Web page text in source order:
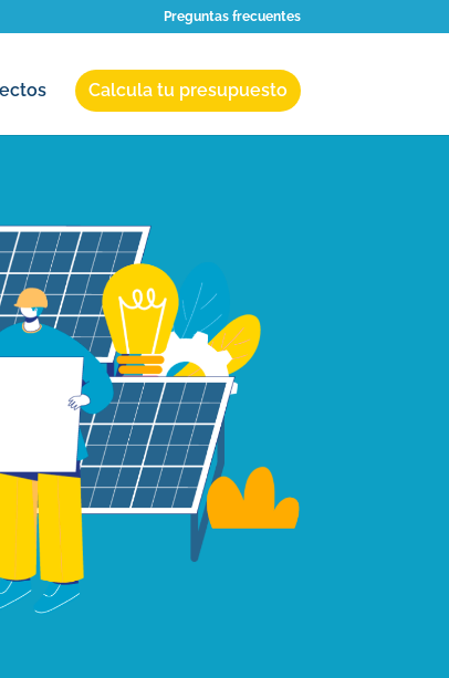
Preguntas frecuentes
Calcula tu presupuesto